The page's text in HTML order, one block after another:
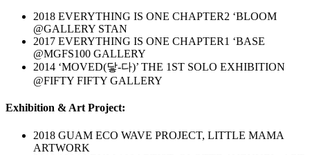
2018 EVERYTHING IS ONE CHAPTER2 ‘BLOOM
@GALLERY STAN
2017 EVERYTHING IS ONE CHAPTER1 ‘BASE
@MGFS100 GALLERY
2014 ‘MOVED(닿-다)’ THE 1ST SOLO EXHIBITION
@FIFTY FIFTY GALLERY
Exhibition & Art Project:
2018 GUAM ECO WAVE PROJECT, LITTLE MAMA
ARTWORK